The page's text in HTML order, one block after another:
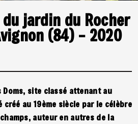
jardin du Rocher
(84) – 2020
site classé attenant au
créé au 19ème siècle par le célèbre
auteur en autres de la